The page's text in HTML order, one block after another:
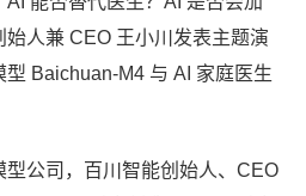
人兼 CEO 王小川发表主题演
Baichuan-M4 与 AI 家庭医生
型公司，百川智能创始人、CEO